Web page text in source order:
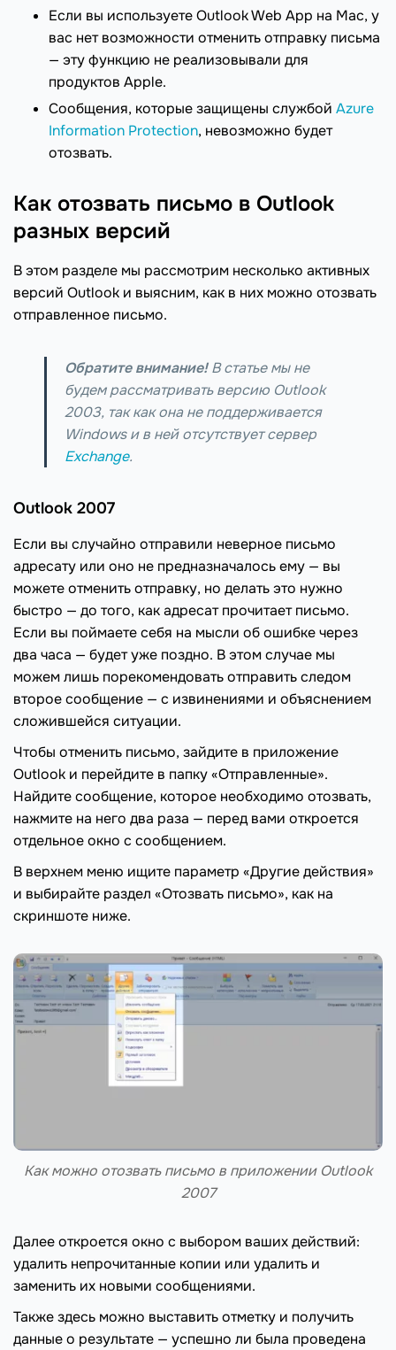
Если вы используете Outlook Web App на Mac, у
вас нет возможности отменить отправку письма
— эту функцию не реализовывали для
продуктов Apple.
Сообщения, которые защищены службой Azure
Information Protection, невозможно будет
отозвать.
Как отозвать письмо в Outlook
разных версий
В этом разделе мы рассмотрим несколько активных
версий Outlook и выясним, как в них можно отозвать
отправленное письмо.
Обратите внимание!В статье мы не
будем рассматривать версию Outlook
2003, так как она не поддерживается
Windows и в ней отсутствует сервер
Exchange.
Outlook 2007
Если вы случайно отправили неверное письмо
адресату или оно не предназначалось ему — вы
можете отменить отправку, но делать это нужно
быстро — до того, как адресат прочитает письмо.
Если вы поймаете себя на мысли об ошибке через
два часа — будет уже поздно. В этом случае мы
можем лишь порекомендовать отправить следом
второе сообщение — с извинениями и объяснением
сложившейся ситуации.
Чтобы отменить письмо, зайдите в приложение
Outlook и перейдите в папку «Отправленные».
Найдите сообщение, которое необходимо отозвать,
нажмите на него два раза — перед вами откроется
отдельное окно с сообщением.
В верхнем меню ищите параметр «Другие действия»
и выбирайте раздел «Отозвать письмо», как на
скриншоте ниже.
Как можно отозвать письмо в приложении Outlook
2007
Далее откроется окно с выбором ваших действий:
удалить непрочитанные копии или удалить и
заменить их новыми сообщениями.
Также здесь можно выставить отметку и получить
данные о результате — успешно ли была проведена